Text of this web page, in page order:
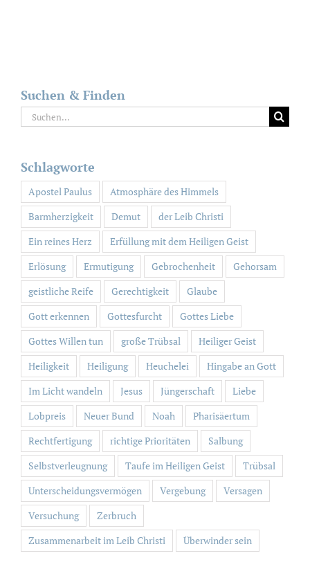
Suchen & Finden
Suche
nach:
Schlagworte
Apostel Paulus
Atmosphäre des Himmels
Barmherzigkeit
Demut
der Leib Christi
Ein reines Herz
Erfüllung mit dem Heiligen Geist
Erlösung
Ermutigung Gebrochenheit
Gehorsam
geistliche Reife
Gerechtigkeit
Glaube
Gott erkennen
Gottesfurcht
Gottes Liebe
Gottes Willen tun
große Trübsal
Heiliger Geist
Heiligkeit
Heiligung Heuchelei
Hingabe an Gott
Im Licht wandeln
Jesus Jüngerschaft
Liebe
Lobpreis
Neuer Bund Noah
Pharisäertum
Rechtfertigung
richtige Prioritäten
Salbung
Selbstverleugnung
Taufe im Heiligen Geist
Trübsal
Unterscheidungsvermögen
Vergebung
Versagen
Versuchung
Zerbruch
Zusammenarbeit im Leib Christi
Überwinder sein